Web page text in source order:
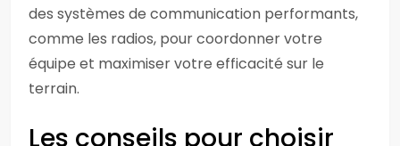
des systèmes de communication performants,
comme les radios, pour coordonner votre
équipe et maximiser votre efficacité sur le
terrain.
Les conseils pour choisir